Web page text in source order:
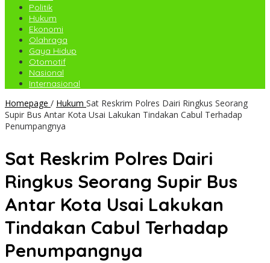
Politik
Hukum
Ekonomi
Olahraga
Gaya Hidup
Otomotif
Nasional
Internasional
Homepage / Hukum Sat Reskrim Polres Dairi Ringkus Seorang
Supir Bus Antar Kota Usai Lakukan Tindakan Cabul Terhadap
Penumpangnya
Sat Reskrim Polres Dairi
Ringkus Seorang Supir Bus
Antar Kota Usai Lakukan
Tindakan Cabul Terhadap
Penumpangnya